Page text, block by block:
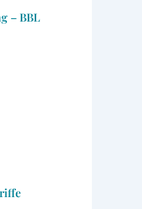
– BBL